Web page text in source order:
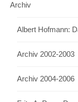
Archiv
Albert Hofmann:
Archiv 2002-2003
Archiv 2004-2006